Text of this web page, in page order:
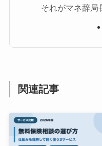
それがマネ辞局
関連記事